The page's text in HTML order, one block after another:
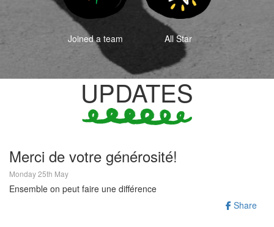
Joined a team All Star
UPDATES
Merci de votre générosité!
Monday 25th May
Ensemble on peut faire une différence
Share